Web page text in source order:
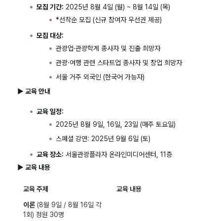
모집 기간: 2025년 8월 4일 (월) ~ 8월 14일 (목)
*선착순 모집 (신규 참여자 우선권 제공)
모집 대상:
관광업·관광학계 종사자 및 진출 희망자
관광·여행 관련 스타트업 종사자 및 창업 희망자
서울 거주 외국인 (한국어 가능자)
▶ 교육 안내
교육 일정:
2025년 8월 9일, 16일, 23일 (매주 토요일)
스페셜 강연: 2025년 9월 6일 (토)
교육 장소: 서울관광플라자 온라인미디어센터, 11층
▶ 교육 내용
교육 주제
교육 내용
이론 (8월 9일 / 8월 16일 각
1회) 정원 30명